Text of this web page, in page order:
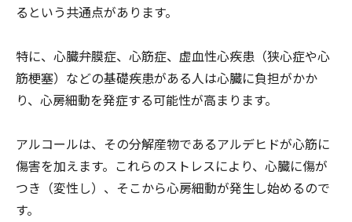
るという共通点があります。
特に、心臓弁膜症、心筋症、虚血性心疾患（狭心症や心
筋梗塞）などの基礎疾患がある人は心臓に負担がかか
り、心房細動を発症する可能性が高まります。
アルコールは、その分解産物であるアルデヒドが心筋に
傷害を加えます。これらのストレスにより、心臓に傷が
つき（変性し）、そこから心房細動が発生し始めるので
す。